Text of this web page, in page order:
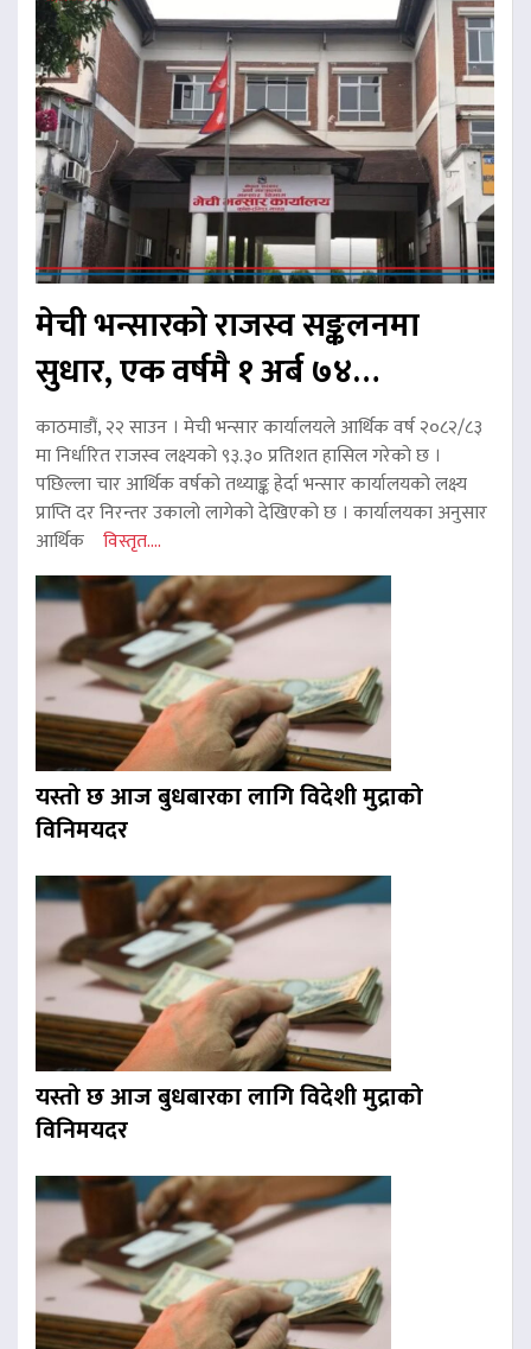
मेची भन्सारको राजस्व सङ्कलनमा
सुधार, एक वर्षमै १ अर्ब ७४…
काठमाडौं, २२ साउन । मेची भन्सार कार्यालयले आर्थिक वर्ष २०८२/८३
मा निर्धारित राजस्व लक्ष्यको ९३.३० प्रतिशत हासिल गरेको छ ।
पछिल्ला चार आर्थिक वर्षको तथ्याङ्क हेर्दा भन्सार कार्यालयको लक्ष्य
प्राप्ति दर निरन्तर उकालो लागेको देखिएको छ । कार्यालयका अनुसार
आर्थिक विस्तृत....
यस्तो छ आज बुधबारका लागि विदेशी मुद्राको
विनिमयदर
यस्तो छ आज बुधबारका लागि विदेशी मुद्राको
विनिमयदर